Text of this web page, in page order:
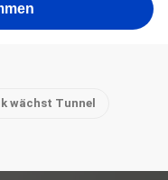
wächst Tunnel